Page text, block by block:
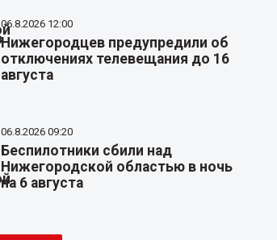
06.8.2026 12:00
Нижегородцев предупредили об
отключениях телевещания до 16
августа
06.8.2026 09:20
Беспилотники сбили над
Нижегородской областью в ночь
на 6 августа